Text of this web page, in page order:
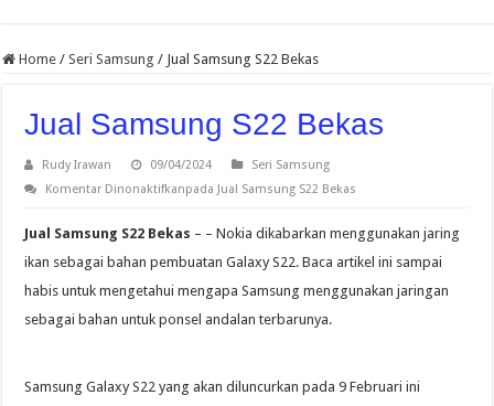
Home / Seri Samsung / Jual Samsung S22 Bekas
Jual Samsung S22 Bekas
Rudy Irawan 09/04/2024
Seri Samsung
Komentar Dinonaktifkanpada Jual Samsung S22 Bekas
Jual Samsung S22 Bekas – – Nokia dikabarkan menggunakan jaring
ikan sebagai bahan pembuatan Galaxy S22. Baca artikel ini sampai
habis untuk mengetahui mengapa Samsung menggunakan jaringan
sebagai bahan untuk ponsel andalan terbarunya.
Samsung Galaxy S22 yang akan diluncurkan pada 9 Februari ini